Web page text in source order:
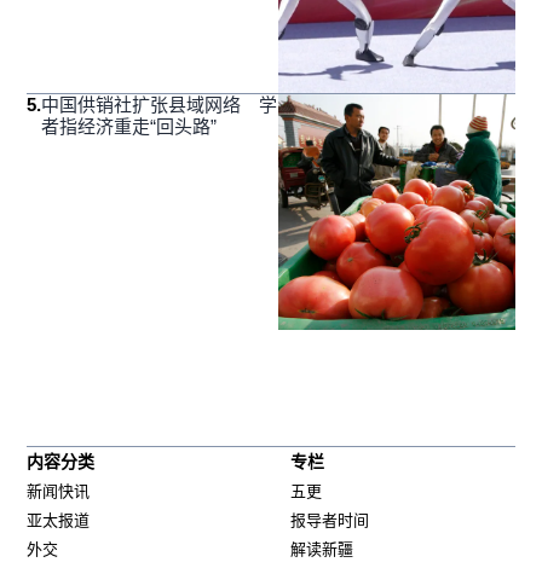
5.中国供销社扩张县域网络 学
者指经济重走“回头路”
内容分类
新闻快讯
亚太报道
外交
专栏
五更
报导者时间
解读新疆